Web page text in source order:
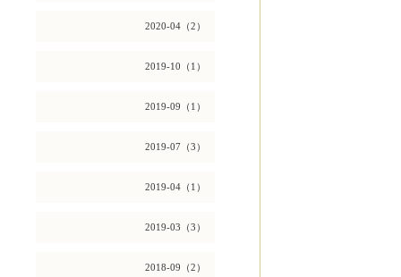
2020-04（2）
2019-10（1）
2019-09（1）
2019-07（3）
2019-04（1）
2019-03（3）
2018-09（2）